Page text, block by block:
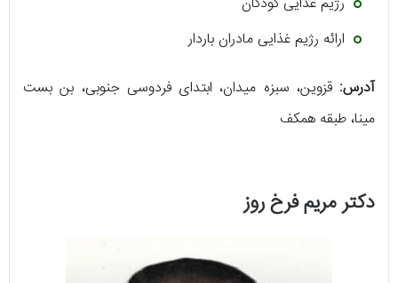
ارائه رژیم غذایی مادران باردار
آدرس: قزوین، سبزه میدان، ابتدای فردوسی جنوبی، بن بست
مینا، طبقه همکف
دکتر مریم فرخ روز